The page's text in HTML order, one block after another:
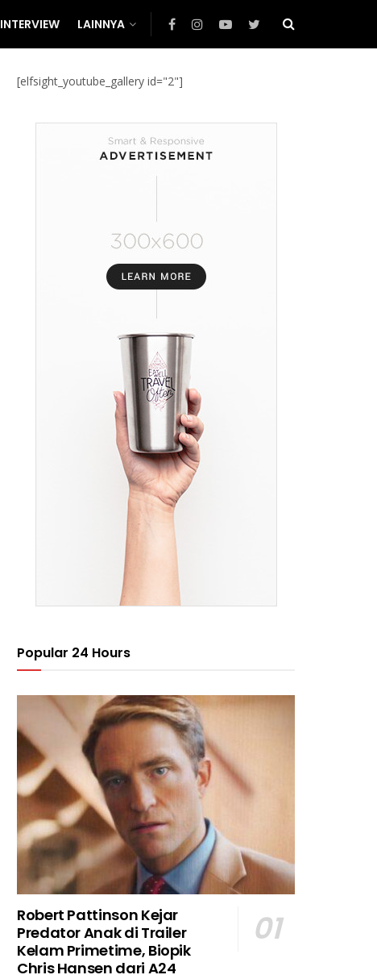
INTERVIEW LAINNYA
[elfsight_youtube_gallery id="2"]
Popular 24 Hours
Robert Pattinson Kejar
Predator Anak di Trailer
Kelam Primetime, Biopik
Chris Hansen dari A24